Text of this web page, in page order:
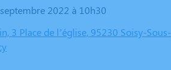
septembre 2022 à 10h30
3 Place de l’église, 95230 Soisy-Sous-